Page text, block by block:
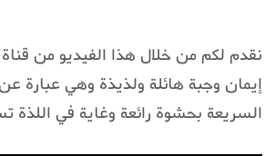
نقدم لكم من خلال هذا الفيديو من
إيمان وجبة هائلة ولذيذة وهي عبارة عن
السريعة بحشوة رائعة وغاية في اللذة